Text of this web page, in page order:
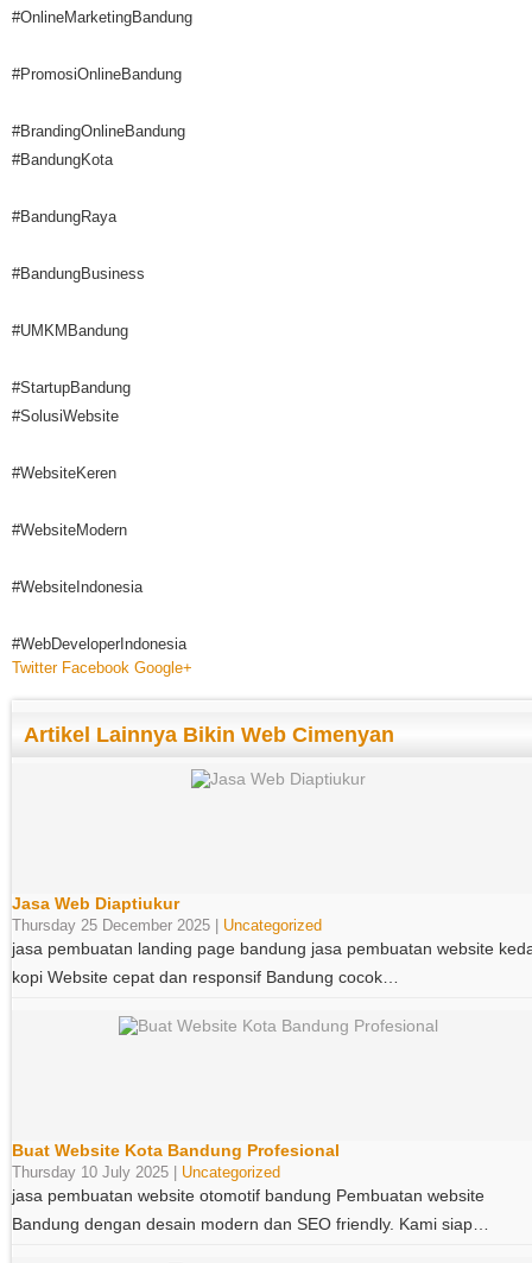
#OnlineMarketingBandung
#PromosiOnlineBandung
#BrandingOnlineBandung
#BandungKota
#BandungRaya
#BandungBusiness
#UMKMBandung
#StartupBandung
#SolusiWebsite
#WebsiteKeren
#WebsiteModern
#WebsiteIndonesia
#WebDeveloperIndonesia
Twitter Facebook Google+
Artikel Lainnya Bikin Web Cimenyan
Jasa Web Diaptiukur
Thursday 25 December 2025 | Uncategorized
jasa pembuatan landing page bandung jasa pembuatan website
kopi Website cepat dan responsif Bandung cocok…
Buat Website Kota Bandung Profesional
Thursday 10 July 2025 | Uncategorized
jasa pembuatan website otomotif bandung Pembuatan website
Bandung dengan desain modern dan SEO friendly. Kami siap…